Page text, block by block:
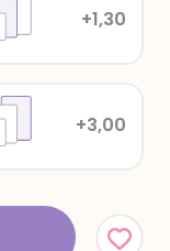
+3,00
+1,30